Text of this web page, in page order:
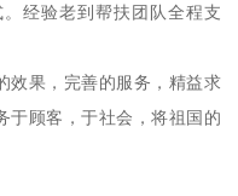
经验老到帮扶团队全程支
效果，完善的服务，精益求
于顾客，于社会，将祖国的